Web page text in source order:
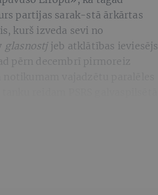
partijas sarak-stā ārkārtas
kurš izveda sevi no
glasnostjjeb atklātības ieviesējs
pērn decembrī pirmoreiz